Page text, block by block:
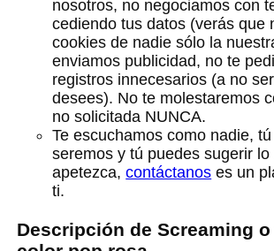
nosotros, no negociamos con
cediendo tus datos (verás que
cookies de nadie sólo la
enviamos publicidad, no te
registros innecesarios (a no
desees). No te molestaremos
no solicitada NUNCA.
Te escuchamos como nadie,
seremos y tú puedes sugerir lo
apetezca,contáctanos es un
ti.
Descripción de Screaming